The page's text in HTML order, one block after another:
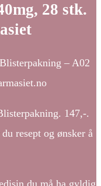
28 stk.
– A02
147,-.
resept og ønsker å
du må ha gyldig